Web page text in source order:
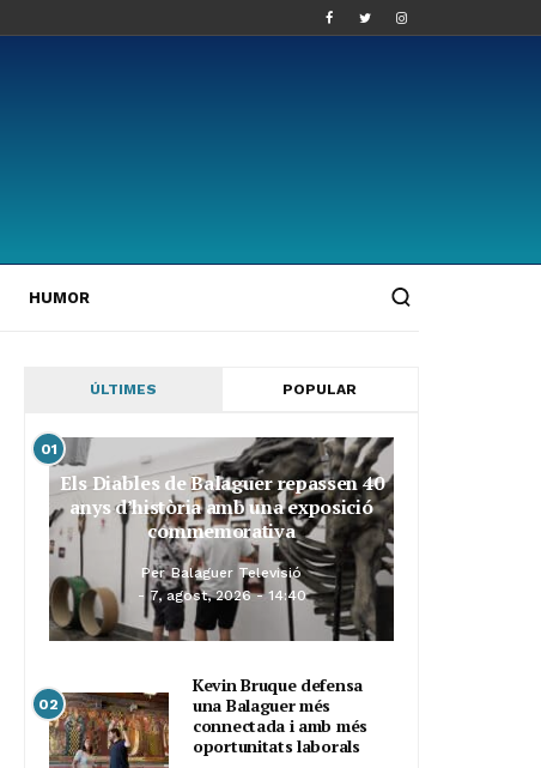
HUMOR
ÚLTIMES POPULAR
01
Els Diables de Balaguer repassen 40
anys d’història amb una exposició
commemorativa
Per Balaguer Televisió
7, agost, 2026 - 14:40
02
Kevin Bruque defensa
una Balaguer més
connectada i amb més
oportunitats laborals